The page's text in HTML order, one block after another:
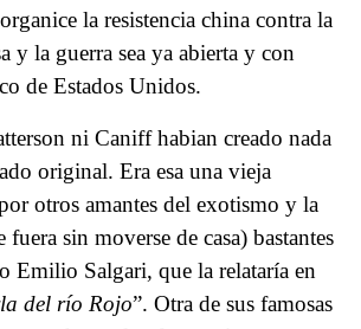
la resistencia china contra la
y la guerra sea ya abierta y con
de Estados Unidos.
ni Caniff habian creado nada
original. Era esa una vieja
otros amantes del exotismo y la
fuera sin moverse de casa) bastantes
Emilio Salgari, que la relataría en
del río Rojo”. Otra de sus famosas